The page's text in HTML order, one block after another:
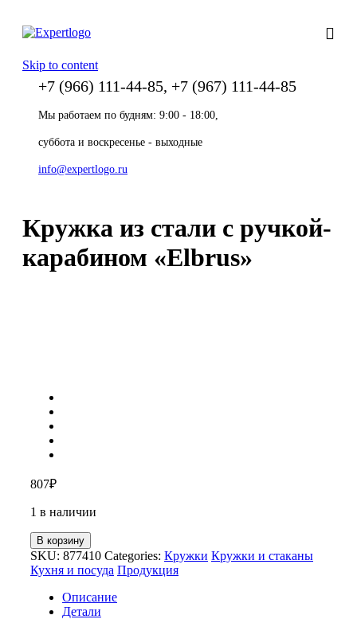
Skip to content
+7 (966) 111-44-85, +7 (967) 111-44-85
Мы работаем по будням: 9:00 - 18:00,
суббота и воскресенье - выходные
info@expertlogo.ru
Кружка из стали с ручкой-
карабином «Elbrus»
807₽
1 в наличии
В корзину
SKU: 877410 Categories: Кружки Кружки и стаканы
Кухня и посуда Продукция
Описание
Детали